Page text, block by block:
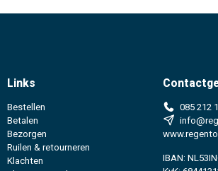
Links
Bestellen
Betalen
Bezorgen
Ruilen & retourneren
Klachten
085 212
IBAN: